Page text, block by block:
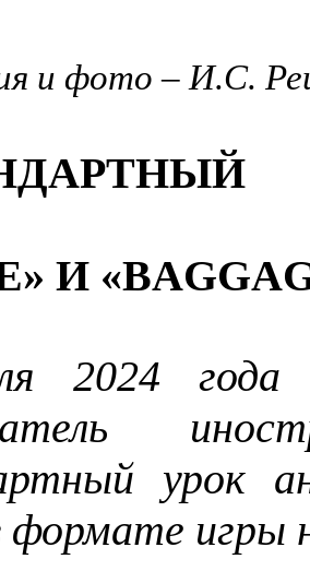
и фото – И.С.
И
2024 года
урок
игры